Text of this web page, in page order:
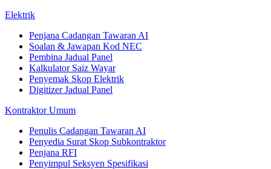
Elektrik
Penjana Cadangan Tawaran AI
Soalan & Jawapan Kod NEC
Pembina Jadual Panel
Kalkulator Saiz Wayar
Penyemak Skop Elektrik
Digitizer Jadual Panel
Kontraktor Umum
Penulis Cadangan Tawaran AI
Penyedia Surat Skop Subkontraktor
Penjana RFI
Penyimpul Seksyen Spesifikasi